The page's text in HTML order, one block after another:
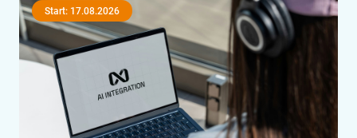
Start: 17.08.2026